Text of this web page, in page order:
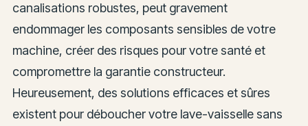
canalisations robustes, peut gravement
endommager les composants sensibles de votre
machine, créer des risques pour votre santé et
compromettre la garantie constructeur.
Heureusement, des solutions efficaces et sûres
existent pour déboucher votre lave-vaisselle sans